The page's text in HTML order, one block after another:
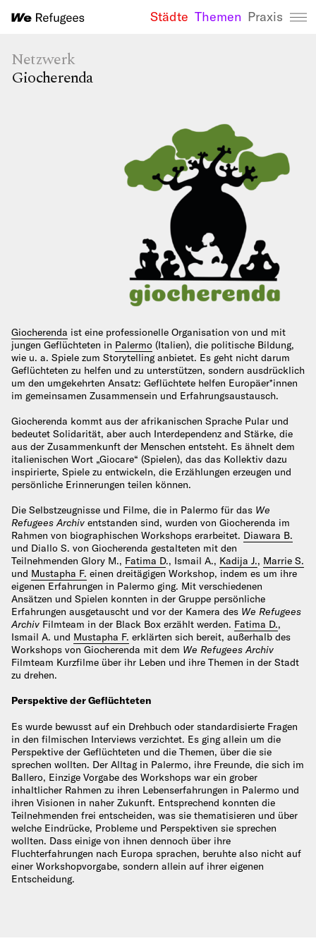
We Refugees
Städte Themen Praxis
Netzwerk
Giocherenda
Giocherenda ist eine professionelle Organisation von und mit
jungen Geflüchteten in Palermo (Italien), die politische Bildung,
wie u. a. Spiele zum Storytelling anbietet. Es geht nicht darum
Geflüchteten zu helfen und zu unterstützen, sondern ausdrücklich
um den umgekehrten Ansatz: Geflüchtete helfen Europäer*innen
im gemeinsamen Zusammensein und Erfahrungsaustausch.
Giocherenda kommt aus der afrikanischen Sprache Pular und
bedeutet Solidarität, aber auch Interdependenz and Stärke, die
aus der Zusammenkunft der Menschen entsteht. Es ähnelt dem
italienischen Wort „Giocare“ (Spielen), das das Kollektiv dazu
inspirierte, Spiele zu entwickeln, die Erzählungen erzeugen und
persönliche Erinnerungen teilen können.
Die Selbstzeugnisse und Filme, die in Palermo für das We
Refugees Archiv entstanden sind, wurden von Giocherenda im
Rahmen von biographischen Workshops erarbeitet. Diawara B.
und Diallo S. von Giocherenda gestalteten mit den
Teilnehmenden Glory M., Fatima D., Ismail A., Kadija J., Marrie S.
und Mustapha F. einen dreitägigen Workshop, indem es um ihre
eigenen Erfahrungen in Palermo ging. Mit verschiedenen
Ansätzen und Spielen konnten in der Gruppe persönliche
Erfahrungen ausgetauscht und vor der Kamera des We Refugees
Archiv Filmteam in der Black Box erzählt werden. Fatima D.,
Ismail A. und Mustapha F. erklärten sich bereit, außerhalb des
Workshops von Giocherenda mit dem We Refugees Archiv
Filmteam Kurzfilme über ihr Leben und ihre Themen in der Stadt
zu drehen.
Perspektive der Geflüchteten
Es wurde bewusst auf ein Drehbuch oder standardisierte Fragen
in den filmischen Interviews verzichtet. Es ging allein um die
Perspektive der Geflüchteten und die Themen, über die sie
sprechen wollten. Der Alltag in Palermo, ihre Freunde, die sich im
Ballero, Einzige Vorgabe des Workshops war ein grober
inhaltlicher Rahmen zu ihren Lebenserfahrungen in Palermo und
ihren Visionen in naher Zukunft. Entsprechend konnten die
Teilnehmenden frei entscheiden, was sie thematisieren und über
welche Eindrücke, Probleme und Perspektiven sie sprechen
wollten. Dass einige von ihnen dennoch über ihre
Fluchterfahrungen nach Europa sprachen, beruhte also nicht auf
einer Workshopvorgabe, sondern allein auf ihrer eigenen
Entscheidung.